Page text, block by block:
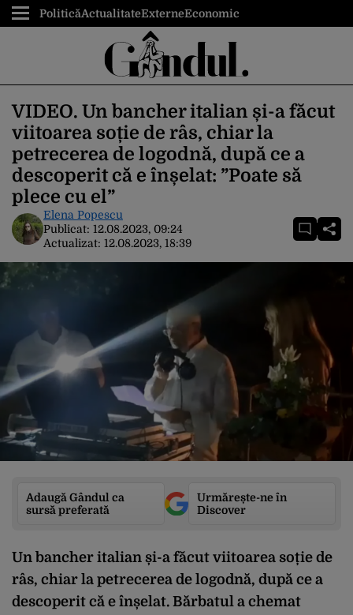
PoliticăActualitateExterneEconomic
VIDEO. Un bancher italian și-a făcut
viitoarea soție de râs, chiar la
petrecerea de logodnă, după ce a
descoperit că e înșelat: ”Poate să
plece cu el”
Elena Popescu
Publicat: 12.08.2023, 09:24
Actualizat: 12.08.2023, 18:39
Adaugă Gândul ca
sursă preferată
Urmărește-ne în
Discover
Un bancher italian și-a făcut viitoarea soție de
râs, chiar la petrecerea de logodnă, după ce a
descoperit că e înșelat. Bărbatul a chemat